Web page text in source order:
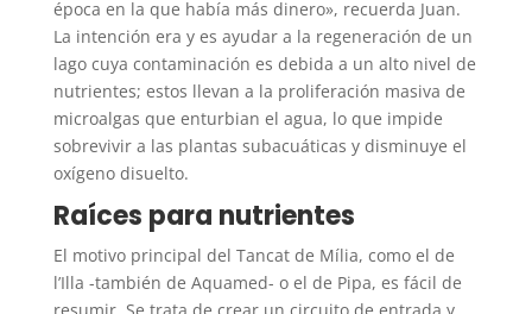
época en la que había más dinero», recuerda Juan.
La intención era y es ayudar a la regeneración de un
lago cuya contaminación es debida a un alto nivel de
nutrientes; estos llevan a la proliferación masiva de
microalgas que enturbian el agua, lo que impide
sobrevivir a las plantas subacuáticas y disminuye el
oxígeno disuelto.
Raíces para nutrientes
El motivo principal del Tancat de Mília, como el de
l’Illa -también de Aquamed- o el de Pipa, es fácil de